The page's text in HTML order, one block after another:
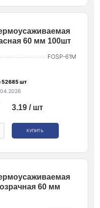
60 мм 100шт
FOSP-61M
52685 шт
3.19 / шт
КУПИТЬ
60 мм